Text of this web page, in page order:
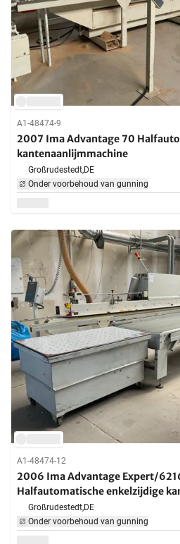
A1-48474-9
2007 Ima Advantage 70
kantenaanlijmmachine
Großrudestedt,DE
Onder voorbehoud van gunning
A1-48474-12
2006 Ima Advantage Expert/
Halfautomatische enkelzijdige
Großrudestedt,DE
Onder voorbehoud van gunning